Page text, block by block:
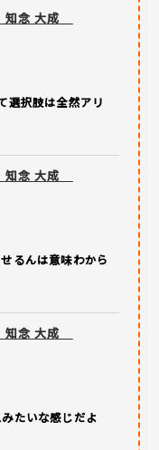
知念 大成
選択肢は全然アリ
知念 大成
るんは意味わから
知念 大成
たいな感じだよ